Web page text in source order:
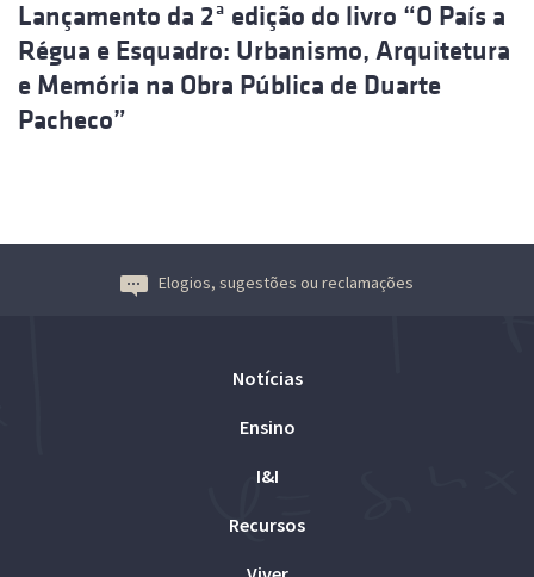
Lançamento da 2ª edição do livro “O País a
Régua e Esquadro: Urbanismo, Arquitetura
e Memória na Obra Pública de Duarte
Pacheco”
Elogios, sugestões ou reclamações
Notícias
Ensino
I&I
Recursos